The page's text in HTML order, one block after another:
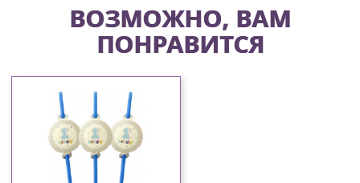
ВОЗМОЖНО, ВАМ
ПОНРАВИТСЯ